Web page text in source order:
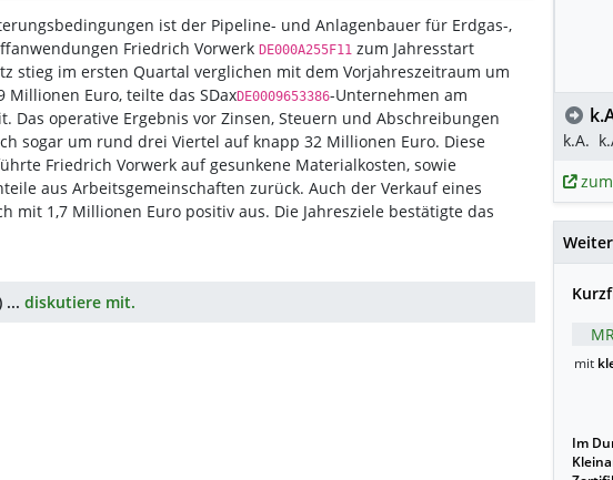
ist der Pipeline- und Anlagenbauer für Erdgas-,
Friedrich Vorwerk DE000A255F11 zum Jahresstart
stieg im ersten Quartal verglichen mit dem Vorjahreszeitraum um
Millionen Euro, teilte das SDaxDE0009653386-Unternehmen am
Das operative Ergebnis vor Zinsen, Steuern und Abschreibungen
sogar um rund drei Viertel auf knapp 32 Millionen Euro. Diese
Friedrich Vorwerk auf gesunkene Materialkosten, sowie
aus Arbeitsgemeinschaften zurück. Auch der Verkauf eines
mit 1,7 Millionen Euro positiv aus. Die Jahresziele bestätigte das
... diskutiere mit.
k.A.
mit
Im